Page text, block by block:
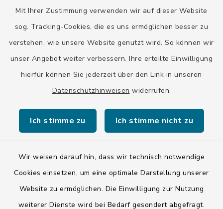
Mit Ihrer Zustimmung verwenden wir auf dieser Website
sog. Tracking-Cookies, die es uns ermöglichen besser zu
verstehen, wie unsere Website genutzt wird. So können wir
unser Angebot weiter verbessern. Ihre erteilte Einwilligung
hierfür können Sie jederzeit über den Link in unseren
Datenschutzhinweisen widerrufen.
Ich stimme zu Ich stimme nicht zu
Wir weisen darauf hin, dass wir technisch notwendige
Cookies einsetzen, um eine optimale Darstellung unserer
Website zu ermöglichen. Die Einwilligung zur Nutzung
weiterer Dienste wird bei Bedarf gesondert abgefragt.
Landratsamt Bad Tölz-Wolfratshausen
BayernPortal
Kontakt
Barrierefreiheit